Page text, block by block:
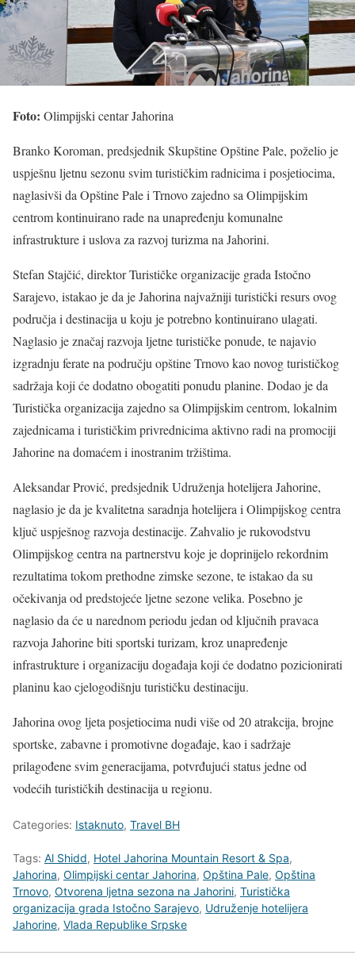
Foto: Olimpijski centar Jahorina
Branko Koroman, predsjednik Skupštine Opštine Pale, poželio je
uspješnu ljetnu sezonu svim turističkim radnicima i posjetiocima,
naglasivši da Opštine Pale i Trnovo zajedno sa Olimpijskim
centrom kontinuirano rade na unapređenju komunalne
infrastrukture i uslova za razvoj turizma na Jahorini.
Stefan Stajčić, direktor Turističke organizacije grada Istočno
Sarajevo, istakao je da je Jahorina najvažniji turistički resurs ovog
područja i destinacija u koju je potrebno kontinuirano ulagati.
Naglasio je značaj razvoja ljetne turističke ponude, te najavio
izgradnju ferate na području opštine Trnovo kao novog turističkog
sadržaja koji će dodatno obogatiti ponudu planine. Dodao je da
Turistička organizacija zajedno sa Olimpijskim centrom, lokalnim
zajednicama i turističkim privrednicima aktivno radi na promociji
Jahorine na domaćem i inostranim tržištima.
Aleksandar Prović, predsjednik Udruženja hotelijera Jahorine,
naglasio je da je kvalitetna saradnja hotelijera i Olimpijskog centra
ključ uspješnog razvoja destinacije. Zahvalio je rukovodstvu
Olimpijskog centra na partnerstvu koje je doprinijelo rekordnim
rezultatima tokom prethodne zimske sezone, te istakao da su
očekivanja od predstojeće ljetne sezone velika. Posebno je
naglasio da će u narednom periodu jedan od ključnih pravaca
razvoja Jahorine biti sportski turizam, kroz unapređenje
infrastrukture i organizaciju događaja koji će dodatno pozicionirati
planinu kao cjelogodišnju turističku destinaciju.
Jahorina ovog ljeta posjetiocima nudi više od 20 atrakcija, brojne
sportske, zabavne i promotivne događaje, kao i sadržaje
prilagođene svim generacijama, potvrđujući status jedne od
vodećih turističkih destinacija u regionu.
Categories: Istaknuto, Travel BH
Tags: Al Shidd, Hotel Jahorina Mountain Resort & Spa,
Jahorina, Olimpijski centar Jahorina, Opština Pale, Opština
Trnovo, Otvorena ljetna sezona na Jahorini, Turistička
organizacija grada Istočno Sarajevo, Udruženje hotelijera
Jahorine, Vlada Republike Srpske